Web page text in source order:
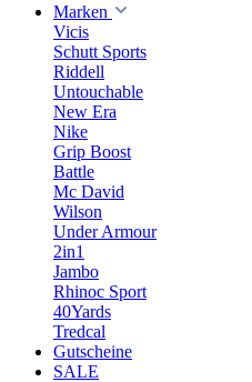
Marken
Vicis
Schutt Sports
Riddell
Untouchable
New Era
Nike
Grip Boost
Battle
Mc David
Wilson
Under Armour
2in1
Jambo
Rhinoc Sport
40Yards
Tredcal
Gutscheine
SALE